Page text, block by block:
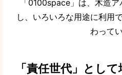
「0100space」は、木造
し、いろいろな用途に利用
わって
「責任世代」とし